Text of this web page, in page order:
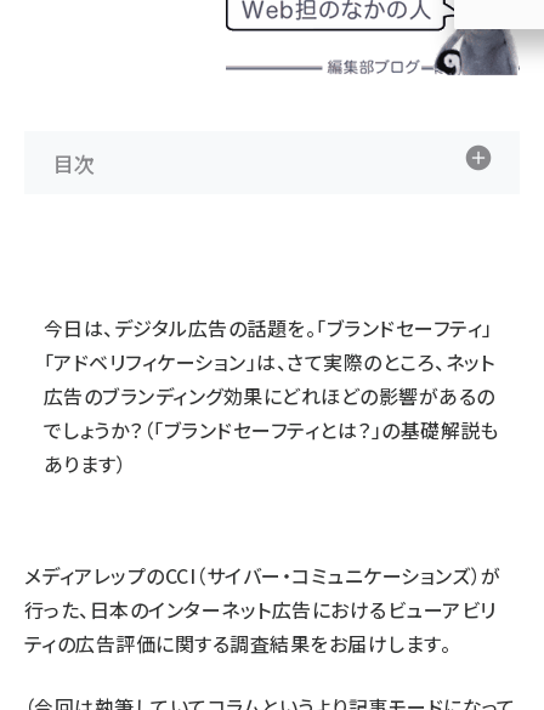
目次
今日は、デジタル広告の話題を。「ブランドセーフティ」
「アドベリフィケーション」は、さて実際のところ、ネット
広告のブランディング効果にどれほどの影響があるの
でしょうか？（「ブランドセーフティとは？」の基礎解説も
あります）
メディアレップのCCI（サイバー・コミュニケーションズ）が
行った、日本のインターネット広告におけるビューアビリ
ティの広告評価に関する調査結果をお届けします。